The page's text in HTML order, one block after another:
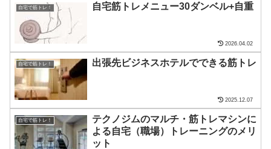
自宅で筋トレ！ 自宅筋トレメニュー30ダンベル+自重
2026.04.02
自宅で筋トレ！ 出張先ビジネスホテルでできる筋トレ
2025.12.07
自宅で筋トレ！
テクノジムのマルチ・筋トレマシンに
よる自宅（職場）トレーニングのメリ
ット